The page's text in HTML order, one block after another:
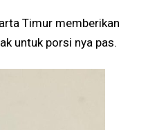
Timur memberikan
untuk porsi nya pas.